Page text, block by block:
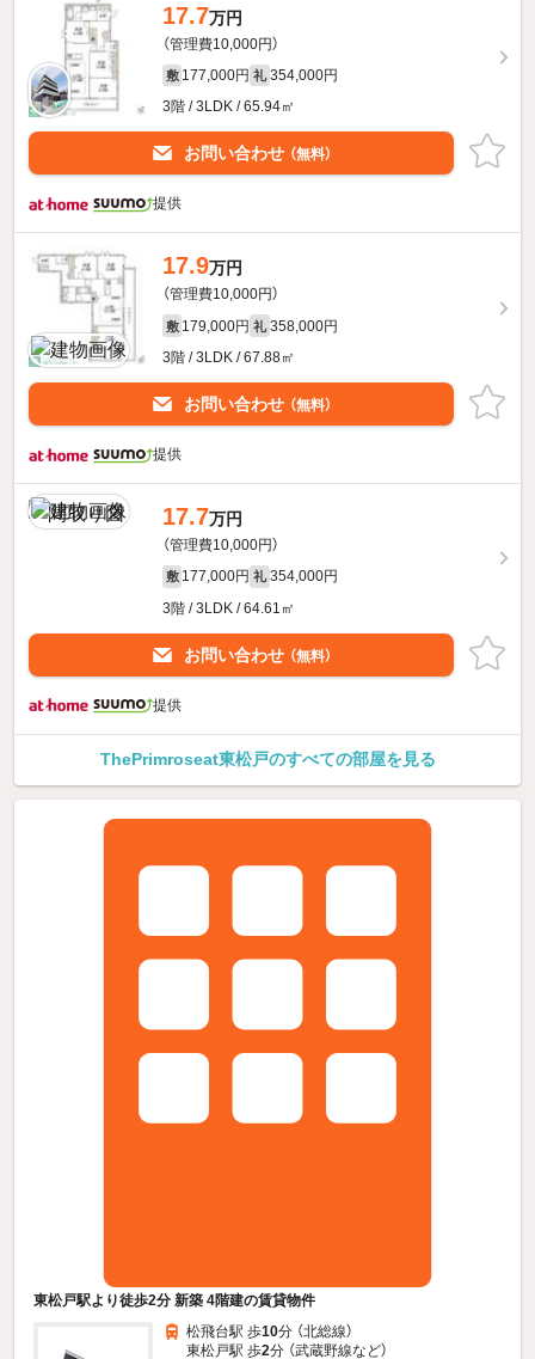
17.7万円
（管理費10,000円）
敷 177,000円 礼 354,000円
3階 / 3LDK / 65.94㎡
お問い合わせ （無料）
提供
17.9万円
（管理費10,000円）
敷 179,000円 礼 358,000円
3階 / 3LDK / 67.88㎡
お問い合わせ （無料）
提供
17.7万円
（管理費10,000円）
敷 177,000円 礼 354,000円
3階 / 3LDK / 64.61㎡
お問い合わせ （無料）
提供
ThePrimroseat東松戸のすべての部屋を見る
東松戸駅より徒歩2分 新築 4階建の賃貸物件
松飛台駅 歩10分 （北総線）
東松戸駅 歩2分 （武蔵野線など）